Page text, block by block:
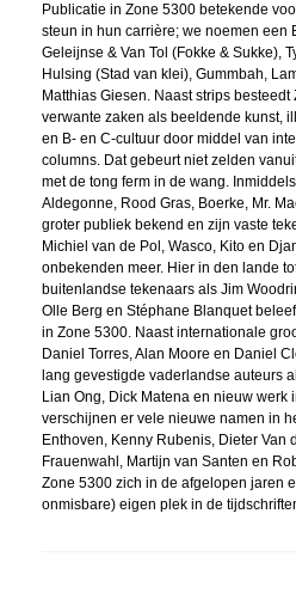
Publicatie in Zone 5300 betekende
steun in hun carrière; we noemen een
Geleijnse & Van Tol (Fokke & Sukke),
Hulsing (Stad van klei), Gummbah,
Matthias Giesen. Naast strips
verwante zaken als beeldende kunst,
en B- en C-cultuur door middel van
columns. Dat gebeurt niet zelden
met de tong ferm in de wang.
Aldegonne, Rood Gras, Boerke, Mr.
groter publiek bekend en zijn vaste
Michiel van de Pol, Wasco, Kito en
onbekenden meer. Hier in den lande
buitenlandse tekenaars als Jim
Olle Berg en Stéphane Blanquet
in Zone 5300. Naast internationale
Daniel Torres, Alan Moore en Daniel
lang gevestigde vaderlandse auteurs
Lian Ong, Dick Matena en nieuw werk
verschijnen er vele nieuwe namen in
Enthoven, Kenny Rubenis, Dieter Van
Frauenwahl, Martijn van Santen en
Zone 5300 zich in de afgelopen jaren
onmisbare) eigen plek in de